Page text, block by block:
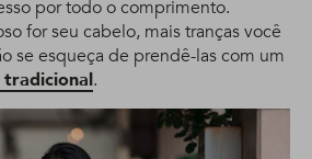
por todo o comprimento.
for seu cabelo, mais tranças você
se esqueça de prendê-las com um
tradicional.